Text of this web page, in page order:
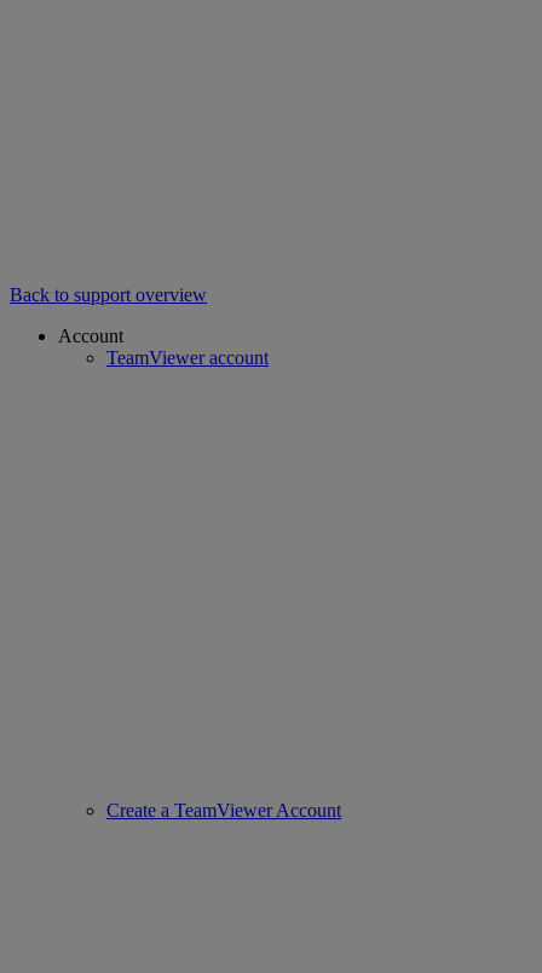
Back to support overview
Account
TeamViewer account
Create a TeamViewer Account